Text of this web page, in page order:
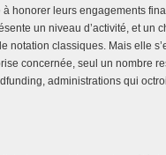
honorer leurs engagements
un niveau d’activité, et un
notation classiques. Mais elle
concernée, seul un nombre
administrations qui